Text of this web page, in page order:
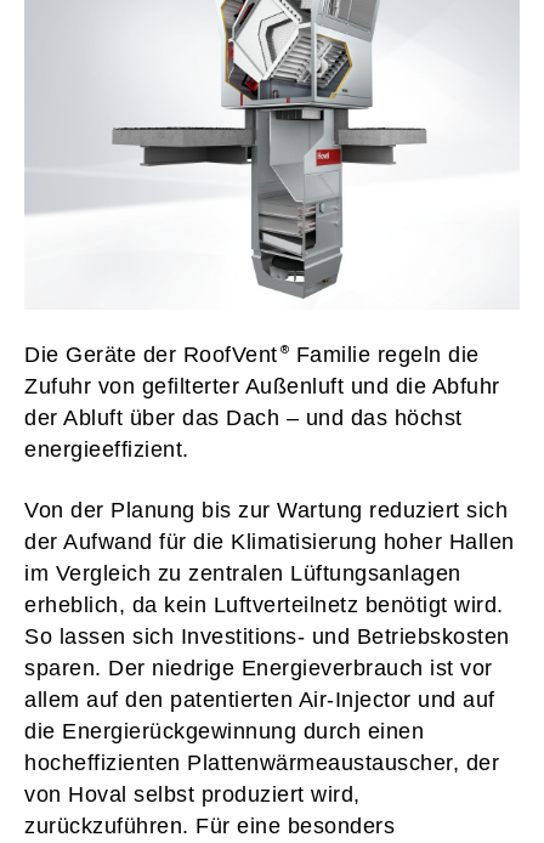
Die Geräte der RoofVent
Familie regeln die
Zufuhr von gefilterter Außenluft und die Abfuhr
der Abluft über das Dach – und das höchst
energieeffizient.
Von der Planung bis zur Wartung reduziert sich
der Aufwand für die Klimatisierung hoher Hallen
im Vergleich zu zentralen Lüftungsanlagen
erheblich, da kein Luftverteilnetz benötigt wird.
So lassen sich Investitions- und Betriebskosten
sparen. Der niedrige Energieverbrauch ist vor
allem auf den patentierten Air-Injector und auf
die Energierückgewinnung durch einen
hocheffizienten Plattenwärmeaustauscher, der
von Hoval selbst produziert wird,
zurückzuführen. Für eine besonders